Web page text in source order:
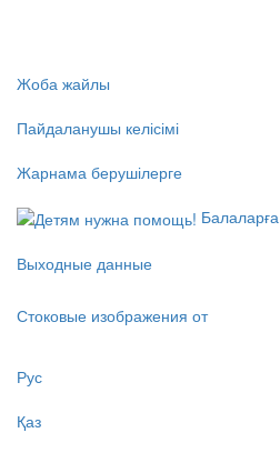
Жоба жайлы
Пайдаланушы келісімі
Жарнама берушілерге
Выходные данные
Стоковые изображения от
Рус
Қаз